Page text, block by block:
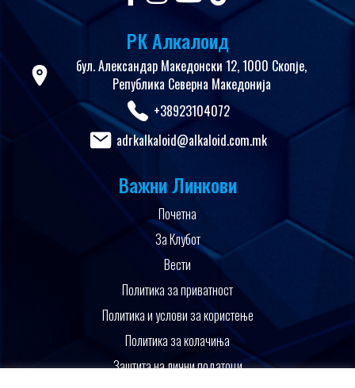
РК Алкалоид
бул. Александар Македонски 12, 1000 Скопје,
Република Северна Македонија
+38923104072
adrkalkaloid@alkaloid.com.mk
Важни Линкови
Почетна
За Клубот
Вести
Политика за приватност
Политика и услови за користење
Политика за колачиња
Заштита на лични податоци